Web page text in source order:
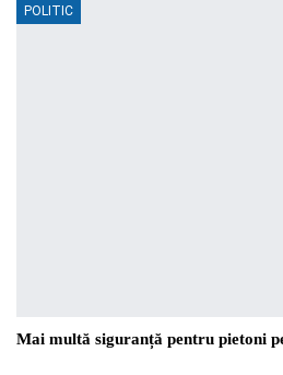
POLITIC
Mai multă siguranță pentru pietoni